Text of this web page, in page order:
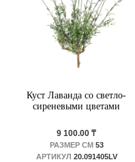
Куст Лаванда со светло-
сиреневыми цветами
9 100.00 ₸
РАЗМЕР СМ 53
АРТИКУЛ 20.091405LV